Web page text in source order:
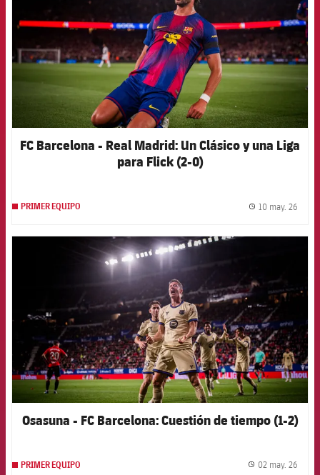
FC Barcelona - Real Madrid: Un Clásico y una Liga
para Flick (2-0)
PRIMER EQUIPO 10 may. 26
FCB Barcelona badge
Osasuna - FC Barcelona: Cuestión de tiempo (1-2)
PRIMER EQUIPO 02 may. 26